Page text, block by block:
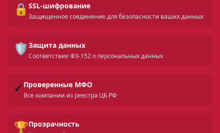
🔒 SSL-шифрование
Защищенное соединение для безопасности ваших данных
🛡️ Защита данных
Соответствие ФЗ-152 о персональных данных
✓ Проверенные МФО
Все компании из реестра ЦБ РФ
🏆Прозрачность